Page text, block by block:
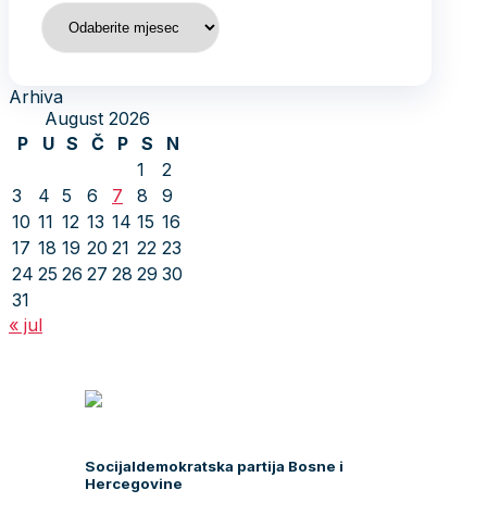
Arhiva
Arhiva
August 2026
P
U S Č P S
N
1
2
3
4 5 6 7 8
9
10 11 12 13 14 15 16
17 18 19 20 21 22 23
24 25 26 27 28 29 30
31
« jul
Socijaldemokratska partija Bosne i
Hercegovine